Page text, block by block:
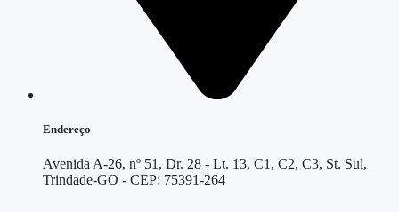
Endereço
Avenida A-26, nº 51, Dr. 28 - Lt. 13, C1, C2, C3, St. Sul,
Trindade-GO - CEP: 75391-264